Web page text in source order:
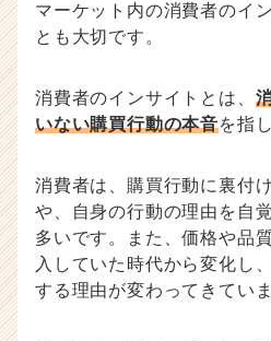
マーケット内の消費者のイ
とも大切です。
消費者のインサイトとは、
いない購買行動の本音を指
消費者は、購買行動に裏付
や、自身の行動の理由を自
多いです。また、価格や品
入していた時代から変化し
する理由が変わってきていま